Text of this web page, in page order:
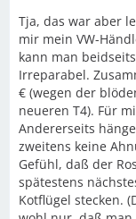
Tja, das war aber
mir mein VW-
kann man
Irreparabel.
€ (wegen der
neueren T4). Für
Andererseits
zweitens keine
Gefühl, daß der
spätestens
Kotflügel stecken.